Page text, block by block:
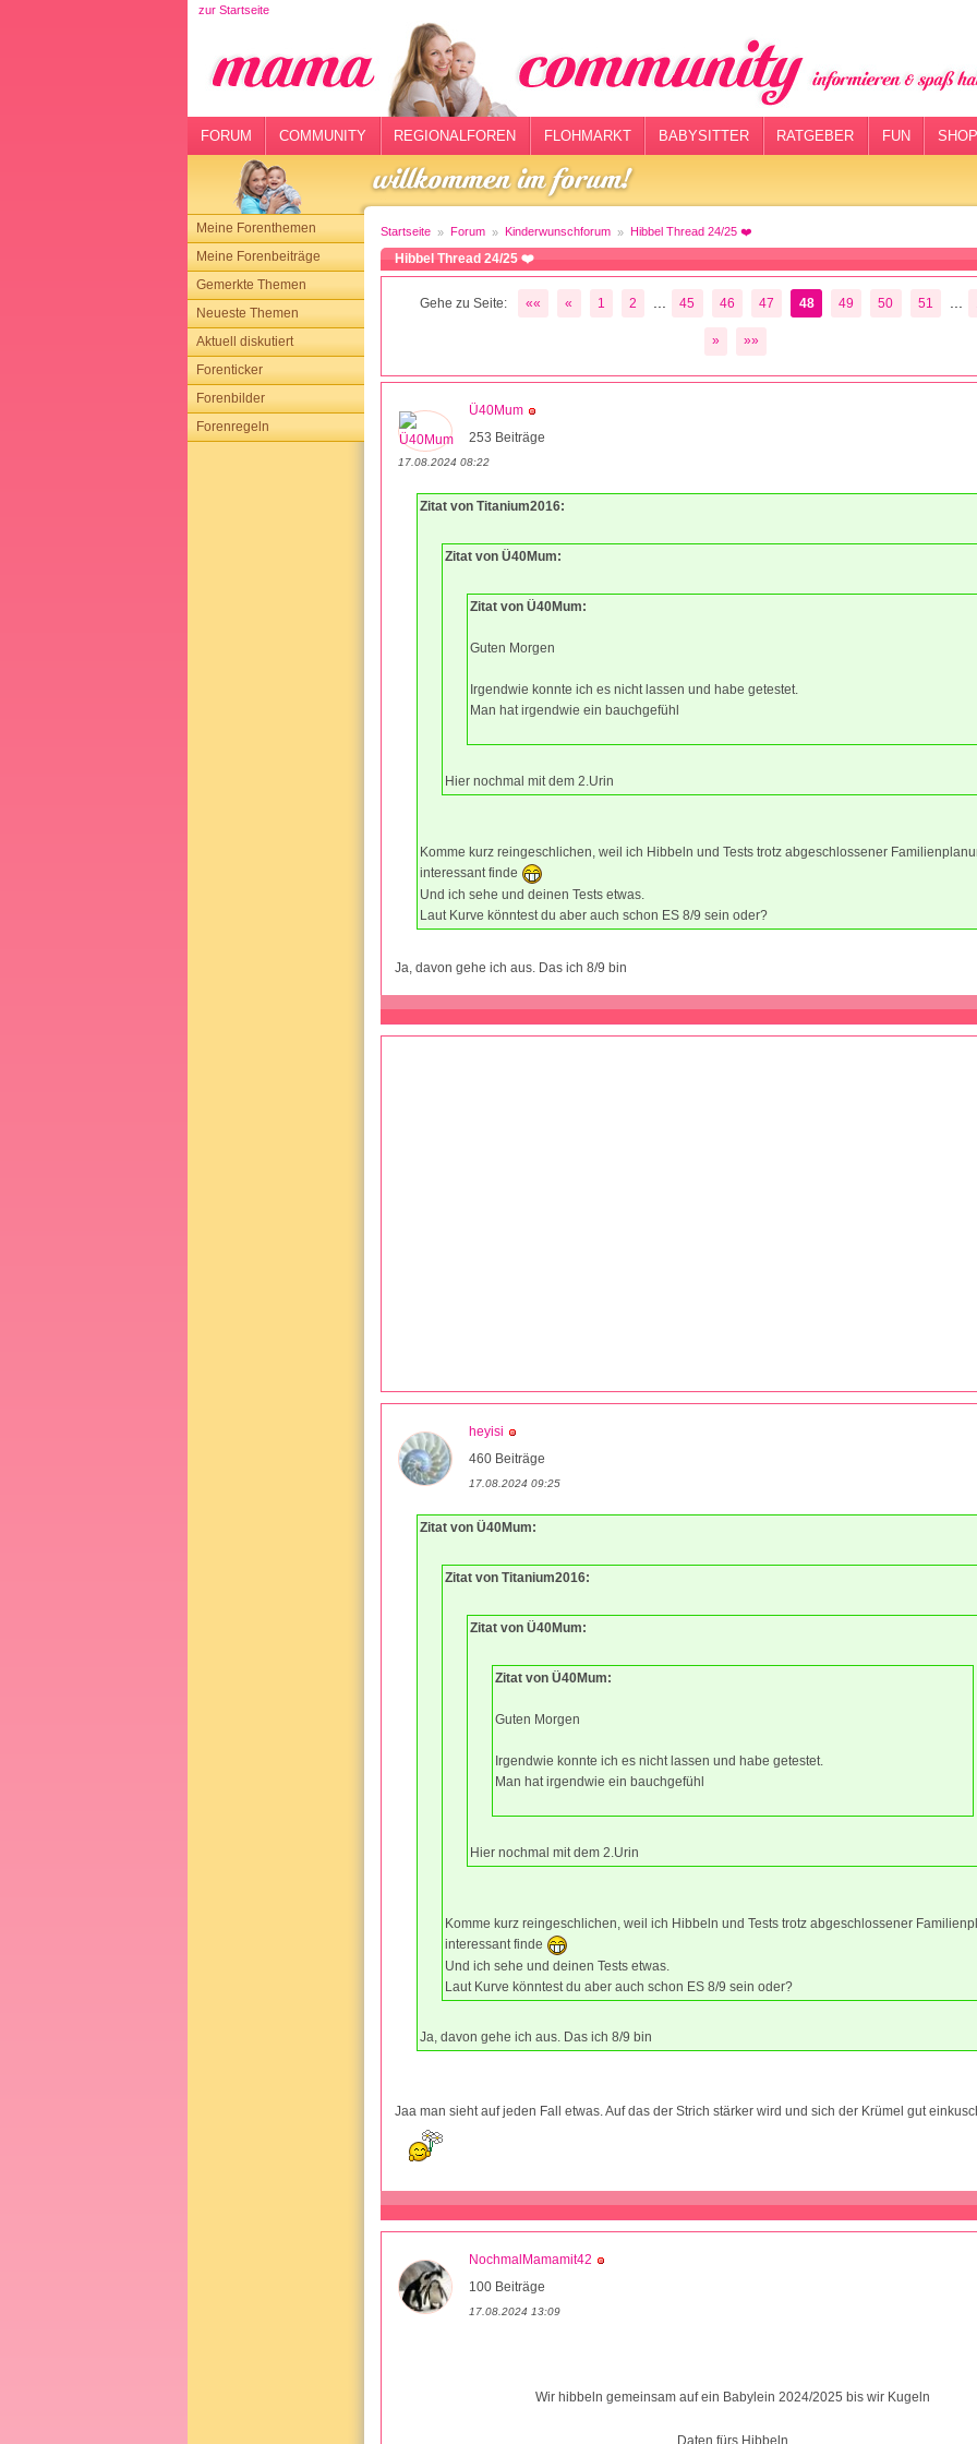
zur Startseite
FORUM COMMUNITY REGIONALFOREN FLOHMARKT BABYSITTER RATGEBER FUN
Meine Forenthemen
Meine Forenbeiträge
Gemerkte Themen
Neueste Themen
Aktuell diskutiert
Forenticker
Forenbilder
Forenregeln
Startseite Forum Kinderwunschforum Hibbel Thread 24/25 ❤️
Hibbel Thread 24/25 ❤️
Gehe zu Seite: «« « 1 2 45 46 47 48 49 50 51
» »»
Ü40Mum
253 Beiträge
17.08.2024 08:22
Zitat von Titanium2016:
Zitat von Ü40Mum:
Zitat von Ü40Mum:
Guten Morgen
Irgendwie konnte ich es nicht lassen und habe getestet.
Man hat irgendwie ein bauchgefühl
Hier nochmal mit dem 2.Urin
Komme kurz reingeschlichen, weil ich Hibbeln und Tests trotz abgeschlossener
interessant finde
Und ich sehe und deinen Tests etwas.
Laut Kurve könntest du aber auch schon ES 8/9 sein oder?
Ja, davon gehe ich aus. Das ich 8/9 bin
heyisi
460 Beiträge
17.08.2024 09:25
Zitat von Ü40Mum:
Zitat von Titanium2016:
Zitat von Ü40Mum:
Zitat von Ü40Mum:
Guten Morgen
Irgendwie konnte ich es nicht lassen und habe getestet.
Man hat irgendwie ein bauchgefühl
Hier nochmal mit dem 2.Urin
Komme kurz reingeschlichen, weil ich Hibbeln und Tests trotz abgeschlossener
interessant finde
Und ich sehe und deinen Tests etwas.
Laut Kurve könntest du aber auch schon ES 8/9 sein oder?
Ja, davon gehe ich aus. Das ich 8/9 bin
Jaa man sieht auf jeden Fall etwas. Auf das der Strich stärker wird und sich der Krümel gut
NochmalMamamit42
100 Beiträge
17.08.2024 13:09
Wir hibbeln gemeinsam auf ein Babylein 2024/2025 bis wir Kugeln
Daten fürs Hibbeln